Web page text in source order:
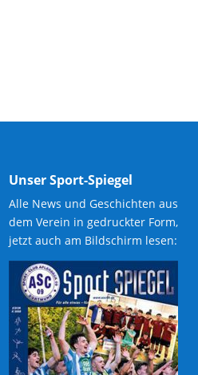
Unser Sport-Spiegel
Alle News und Geschichten aus
dem Verein in gedruckter Form,
jetzt auch am Bildschirm lesen: